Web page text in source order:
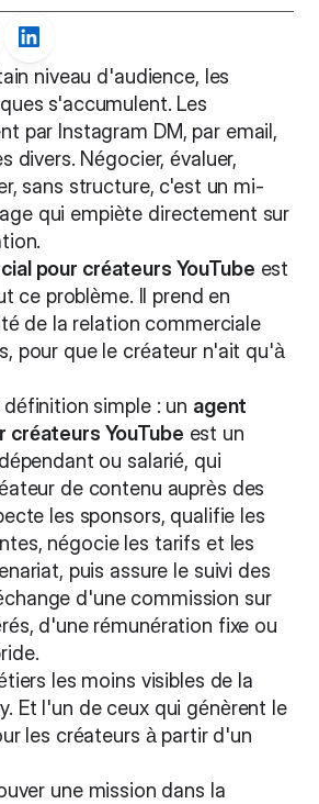
niveau d'audience, les
s'accumulent. Les
par Instagram DM, par email,
divers. Négocier, évaluer,
sans structure, c'est un mi-
qui empiète directement sur
pour créateurs YouTube est
ce problème. Il prend en
de la relation commerciale
pour que le créateur n'ait qu'à
simple : un agent
créateurs YouTube est un
ou salarié, qui
de contenu auprès des
les sponsors, qualifie les
négocie les tarifs et les
puis assure le suivi des
d'une commission sur
d'une rémunération fixe ou
les moins visibles de la
Et l'un de ceux qui génèrent le
les créateurs à partir d'un
une mission dans la